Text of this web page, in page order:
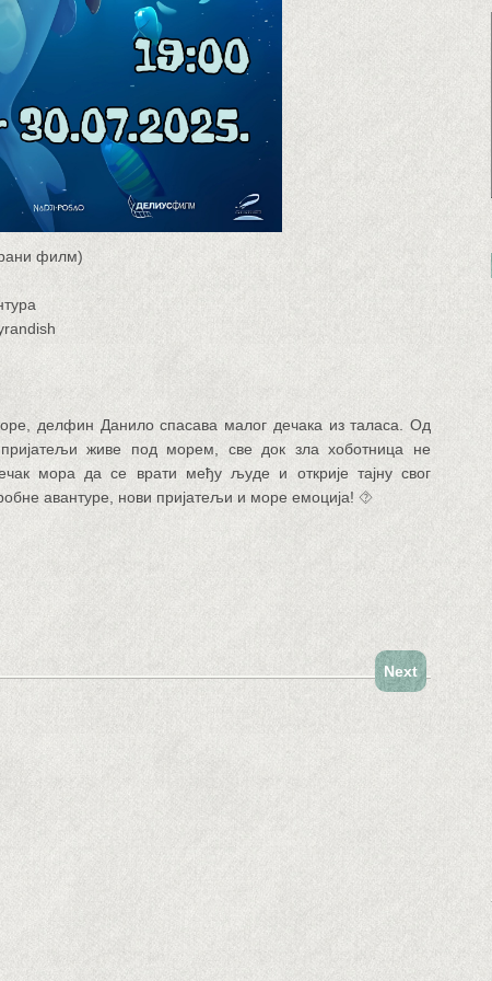
филм)
делфин Данило спасава малог дечака из таласа. Од
пријатељи живе под морем, све док зла хоботница не
мора да се врати међу људе и открије тајну свог
авантуре, нови пријатељи и море емоција! ⯑
Next